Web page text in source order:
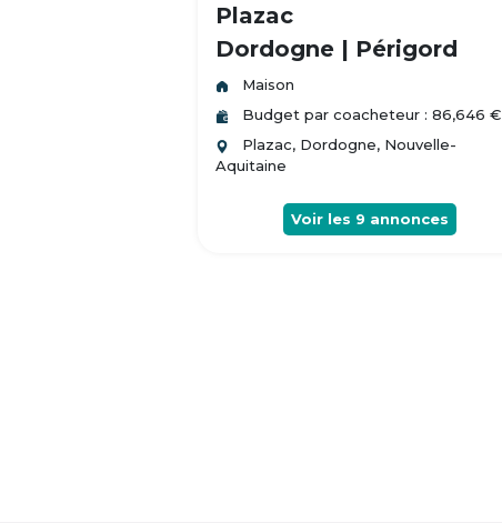
Plazac
Dordogne | Périgord
Maison
Budget par coacheteur : 86,646 €
Plazac, Dordogne, Nouvelle-
Aquitaine
Voir les 9 annonces